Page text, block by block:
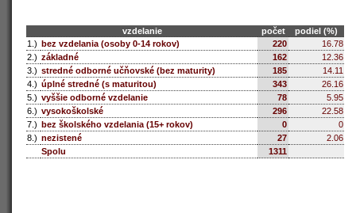
vzdelanie počet
podiel (%)
1.) bez vzdelania (osoby 0-14 rokov) 220
16.78
2.) základné 162
12.36
3.) stredné odborné učňovské (bez maturity) 185
14.11
4.) úplné stredné (s maturitou) 343
26.16
5.) vyššie odborné vzdelanie 78
5.95
6.) vysokoškolské 296
22.58
7.) bez školského vzdelania (15+ rokov) 0
0
8.) nezistené 27
2.06
Spolu
1311